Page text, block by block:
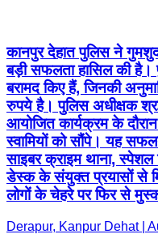
कानपुर देहात पुलिस ने
बड़ी सफलता हासिल की है।
बरामद किए हैं, जिनकी
रुपये है। पुलिस अधीक्षक
आयोजित कार्यक्रम के
स्वामियों को सौंपे। यह
साइबर क्राइम थाना,
डेस्क के संयुक्त प्रयासों से
लोगों के चेहरे पर फिर से
Derapur, Kanpur Dehat |